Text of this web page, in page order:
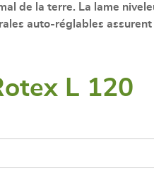
de la terre. La lame
auto-réglables
L 120